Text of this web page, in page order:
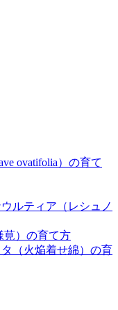
ovatifolia）の育て
ルティア（レシュノ
莧）の育て方
（火焔着せ綿）の育